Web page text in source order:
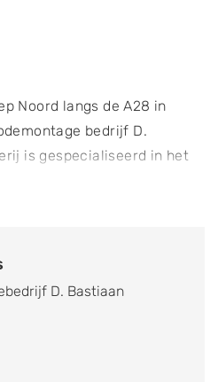
Noord langs de A28 in
bedrijf D.
is gespecialiseerd in het
bedrijf beschikt over een
Bastiaan is aangesloten bij
houdt toezicht op het
van voertuigen. Auto’s
D. Bastiaan